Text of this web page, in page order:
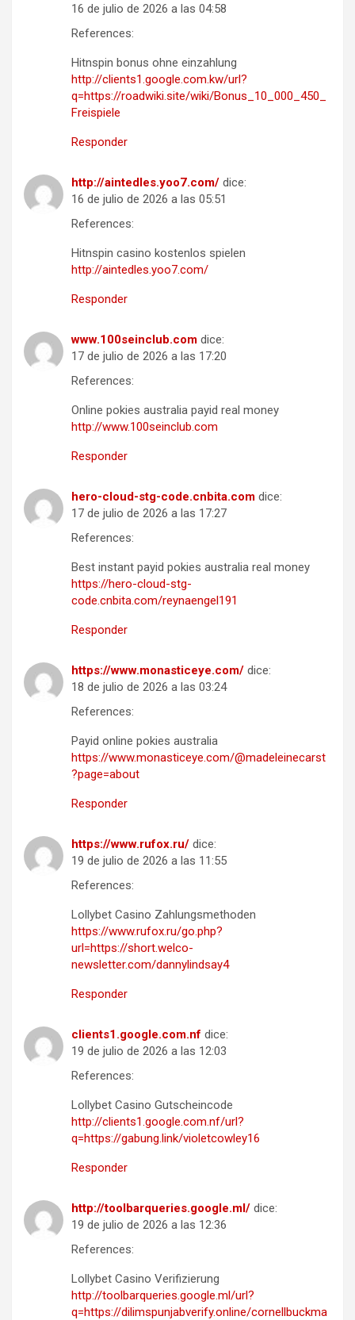
16 de julio de 2026 a las 04:58
References:
Hitnspin bonus ohne einzahlung
http://clients1.google.com.kw/url?
q=https://roadwiki.site/wiki/Bonus_10_000_450_
Freispiele
Responder
http://aintedles.yoo7.com/ dice:
16 de julio de 2026 a las 05:51
References:
Hitnspin casino kostenlos spielen
http://aintedles.yoo7.com/
Responder
www.100seinclub.com dice:
17 de julio de 2026 a las 17:20
References:
Online pokies australia payid real money
http://www.100seinclub.com
Responder
hero-cloud-stg-code.cnbita.com dice:
17 de julio de 2026 a las 17:27
References:
Best instant payid pokies australia real money
https://hero-cloud-stg-
code.cnbita.com/reynaengel191
Responder
https://www.monasticeye.com/ dice:
18 de julio de 2026 a las 03:24
References:
Payid online pokies australia
https://www.monasticeye.com/@madeleinecarst
?page=about
Responder
https://www.rufox.ru/ dice:
19 de julio de 2026 a las 11:55
References:
Lollybet Casino Zahlungsmethoden
https://www.rufox.ru/go.php?
url=https://short.welco-
newsletter.com/dannylindsay4
Responder
clients1.google.com.nf dice:
19 de julio de 2026 a las 12:03
References:
Lollybet Casino Gutscheincode
http://clients1.google.com.nf/url?
q=https://gabung.link/violetcowley16
Responder
http://toolbarqueries.google.ml/ dice:
19 de julio de 2026 a las 12:36
References:
Lollybet Casino Verifizierung
http://toolbarqueries.google.ml/url?
q=https://dilimspunjabverify.online/cornellbuckma